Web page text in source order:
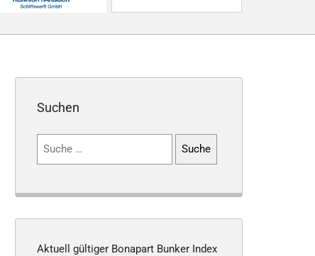
Suchen
Suchen
Aktuell gültiger Bonapart Bunker Index